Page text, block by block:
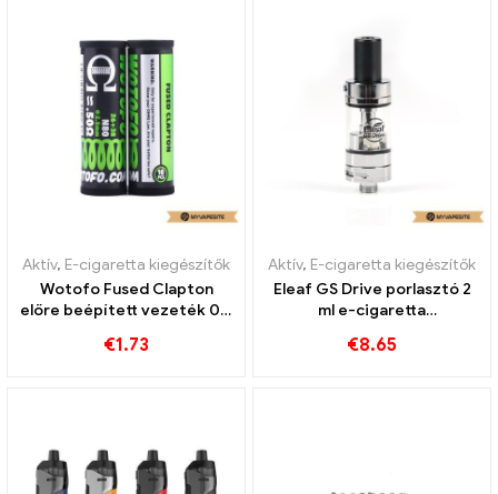
Aktív, E-cigaretta kiegészítők
Wotofo Fused Clapton
előre beépített vezeték 0,5
Zigaretten Großhandel丨
€1.73
Aktív, E-cigaretta kiegészítők
Eleaf GS Drive porlasztó 2
ml e-cigaretta
€8.65